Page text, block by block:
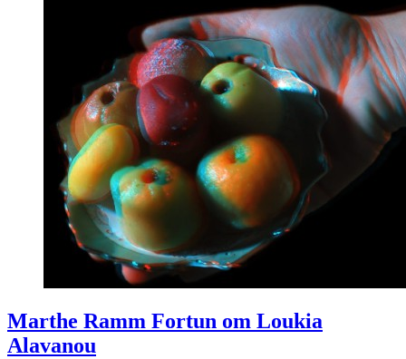
Marthe Ramm Fortun om Loukia
Alavanou